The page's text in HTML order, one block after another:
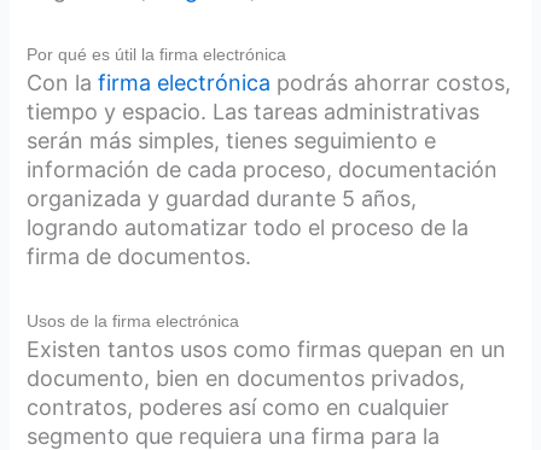
Por qué es útil la firma electrónica
Con lafirma electrónica podrás ahorrar costos,
tiempo y espacio. Las tareas administrativas
serán más simples, tienes seguimiento e
información de cada proceso, documentación
organizada y guardad durante 5 años,
logrando automatizar todo el proceso de la
firma de documentos.
Usos de la firma electrónica
Existen tantos usos como firmas quepan en un
documento, bien en documentos privados,
contratos, poderes así como en cualquier
segmento que requiera una firma para la